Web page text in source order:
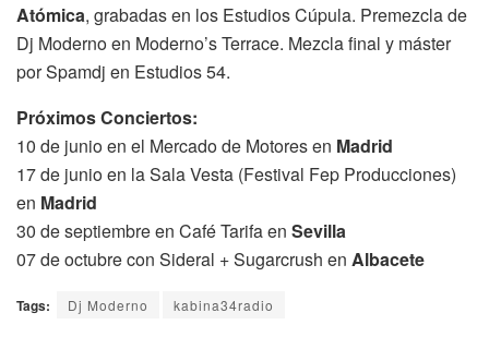
Atómica, grabadas en los Estudios Cúpula. Premezcla de
Dj Moderno en Moderno’s Terrace. Mezcla final y máster
por Spamdj en Estudios 54.
Próximos Conciertos:
10 de junio en el Mercado de Motores en Madrid
17 de junio en la Sala Vesta (Festival Fep Producciones)
en Madrid
30 de septiembre en Café Tarifa en Sevilla
07 de octubre con Sideral + Sugarcrush en Albacete
Tags: Dj Moderno kabina34radio